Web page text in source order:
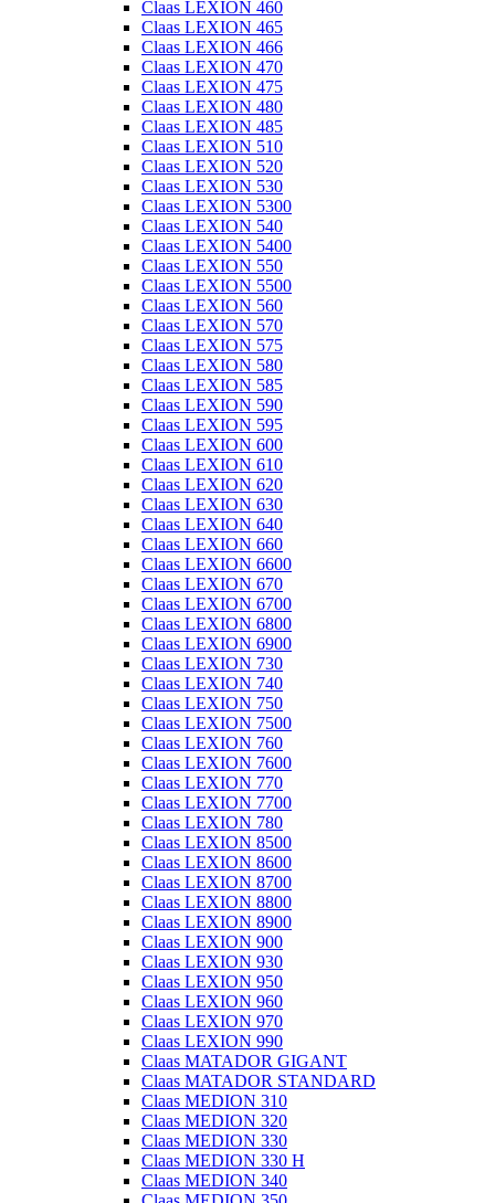
Claas LEXION 460
Claas LEXION 465
Claas LEXION 466
Claas LEXION 470
Claas LEXION 475
Claas LEXION 480
Claas LEXION 485
Claas LEXION 510
Claas LEXION 520
Claas LEXION 530
Claas LEXION 5300
Claas LEXION 540
Claas LEXION 5400
Claas LEXION 550
Claas LEXION 5500
Claas LEXION 560
Claas LEXION 570
Claas LEXION 575
Claas LEXION 580
Claas LEXION 585
Claas LEXION 590
Claas LEXION 595
Claas LEXION 600
Claas LEXION 610
Claas LEXION 620
Claas LEXION 630
Claas LEXION 640
Claas LEXION 660
Claas LEXION 6600
Claas LEXION 670
Claas LEXION 6700
Claas LEXION 6800
Claas LEXION 6900
Claas LEXION 730
Claas LEXION 740
Claas LEXION 750
Claas LEXION 7500
Claas LEXION 760
Claas LEXION 7600
Claas LEXION 770
Claas LEXION 7700
Claas LEXION 780
Claas LEXION 8500
Claas LEXION 8600
Claas LEXION 8700
Claas LEXION 8800
Claas LEXION 8900
Claas LEXION 900
Claas LEXION 930
Claas LEXION 950
Claas LEXION 960
Claas LEXION 970
Claas LEXION 990
Claas MATADOR GIGANT
Claas MATADOR STANDARD
Claas MEDION 310
Claas MEDION 320
Claas MEDION 330
Claas MEDION 330 H
Claas MEDION 340